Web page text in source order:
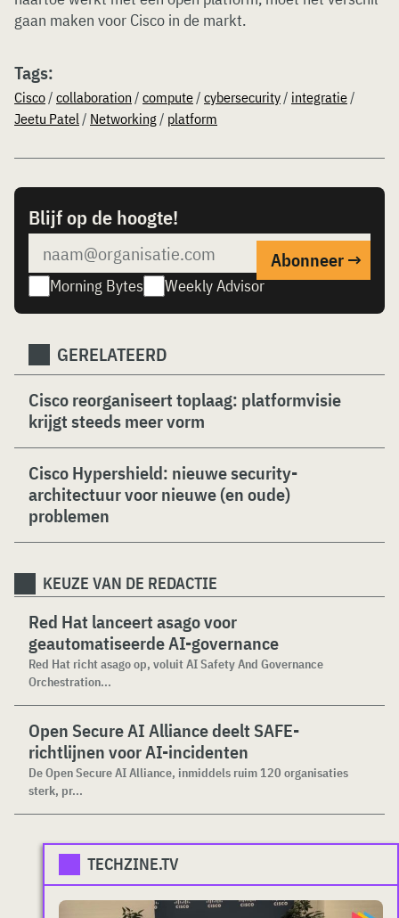
gaan maken voor Cisco in de markt.
Tags:
Cisco/ collaboration / compute/ cybersecurity/ integratie/
Jeetu Patel/ Networking/ platform
Blijf op de hoogte!
Morning Bytes Weekly Advisor
GERELATEERD
Cisco reorganiseert toplaag: platformvisie
krijgt steeds meer vorm
Cisco Hypershield: nieuwe security-
architectuur voor nieuwe (en oude)
problemen
KEUZE VAN DE REDACTIE
Red Hat lanceert asago voor
geautomatiseerde AI-governance
Red Hat richt asago op, voluit AI Safety And Governance
Orchestration...
Open Secure AI Alliance deelt SAFE-
richtlijnen voor AI-incidenten
De Open Secure AI Alliance, inmiddels ruim 120 organisaties
sterk, pr...
TECHZINE.TV